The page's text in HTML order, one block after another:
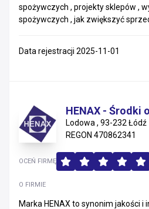
spożywczych , projekty sklepów ,
spożywczych , jak zwiększyć
Data rejestracji 2025-11-01
HENAX - Środki
Lodowa , 93-232 Łódź
REGON 470862341
O FIRMIE
Marka HENAX to synonim jakości i
OCEŃ FIRMĘ